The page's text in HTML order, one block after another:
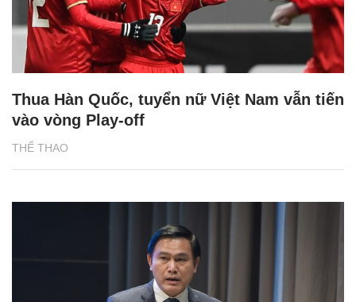
THỂ THAO
Thua Hàn Quốc, tuyển nữ Việt Nam vẫn tiến
vào vòng Play-off